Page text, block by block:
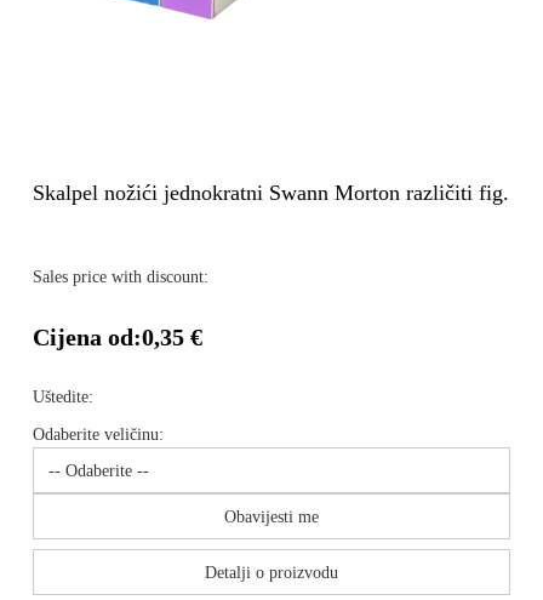
Skalpel nožići jednokratni Swann Morton različiti fig.
Sales price with discount:
Cijena od:0,35 €
Uštedite:
Odaberite veličinu:
Obavijesti me
Detalji o proizvodu